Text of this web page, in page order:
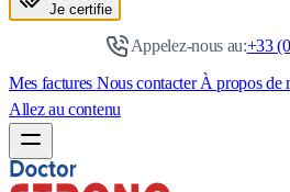
Je certifie
Appelez-nous au:+33
Mes factures Nous contacterÀ propos de
Allez au contenu